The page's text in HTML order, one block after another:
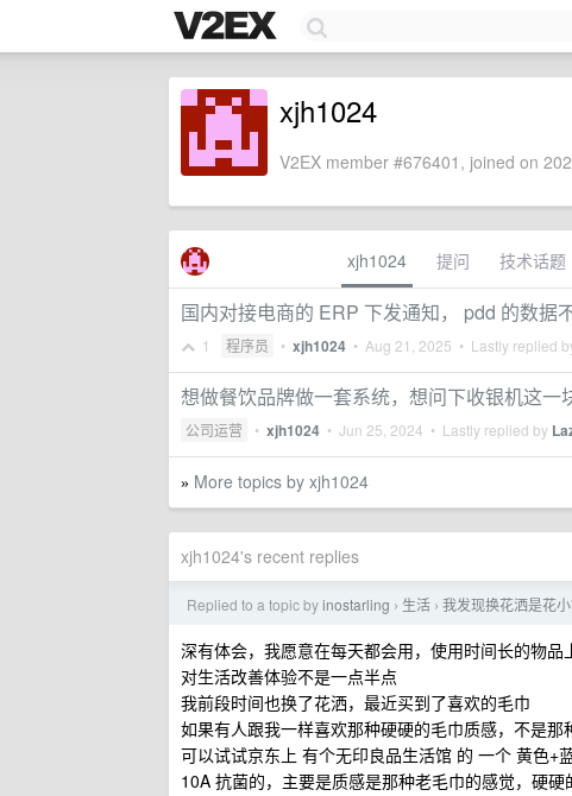
xjh1024
V2EX member #676401, joined on
xjh1024 提问 技术话题
国内对接电商的 ERP 下发通知， pdd 的数据
1 程序员 • xjh1024 • Aug 21, 2025 • Lastly replied
想做餐饮品牌做一套系统，想问下收银机这一
公司运营 • xjh1024 • Jun 25, 2024 • Lastly replied by
» More topics by xjh1024
xjh1024's recent replies
Replied to a topic byinostarling › 生活 › 我发现换花洒是花
深有体会，我愿意在每天都会用，使用时间长的物品
对生活改善体验不是一点半点
我前段时间也换了花洒，最近买到了喜欢的毛巾
如果有人跟我一样喜欢那种硬硬的毛巾质感，不是
可以试试京东上 有个无印良品生活馆 的 一个 黄色+
10A 抗菌的，主要是质感是那种老毛巾的感觉，硬